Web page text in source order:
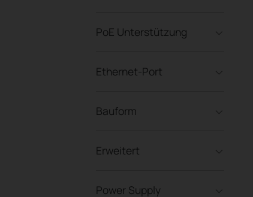
PoE Unterstützung
Ethernet-Port
Bauform
Erweitert
Power Supply